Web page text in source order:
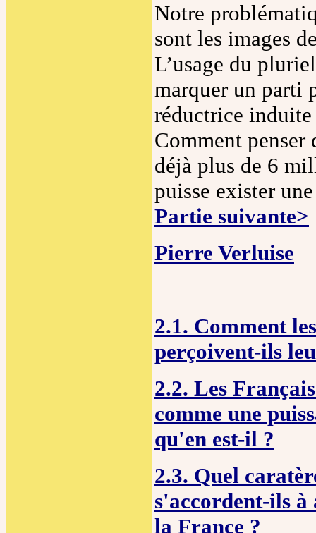
Notre
sont les images
L’usage du
marquer un parti
réductrice induite
Comment penser
déjà plus de 6
puisse exister
Partie suivante>
Pierre Verluise
2.1. Comment
perçoivent-ils
2.2. Les
comme une
qu'en est-il ?
2.3. Quel
s'accordent-ils
la France ?